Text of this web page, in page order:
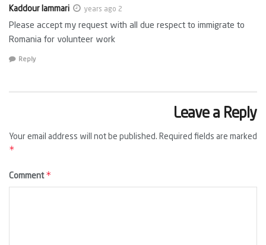
Kaddour lammari 2 years ago
Please accept my request with all due respect to immigrate to
Romania for volunteer work
Reply
Leave a Reply
Your email address will not be published. Required fields are marked
*
Comment *